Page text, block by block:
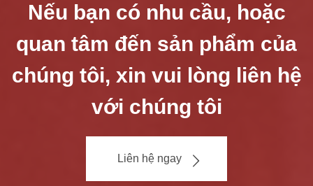
Nếu bạn có nhu cầu, hoặc
quan tâm đến sản phẩm của
chúng tôi, xin vui lòng liên hệ
với chúng tôi
Liên hệ ngay